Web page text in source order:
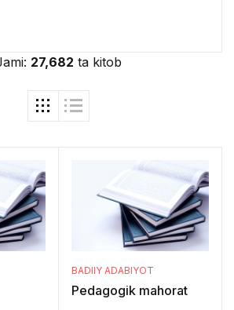
27,682 ta kitob
BADIIY ADABIYOT
Pedagogik mahorat